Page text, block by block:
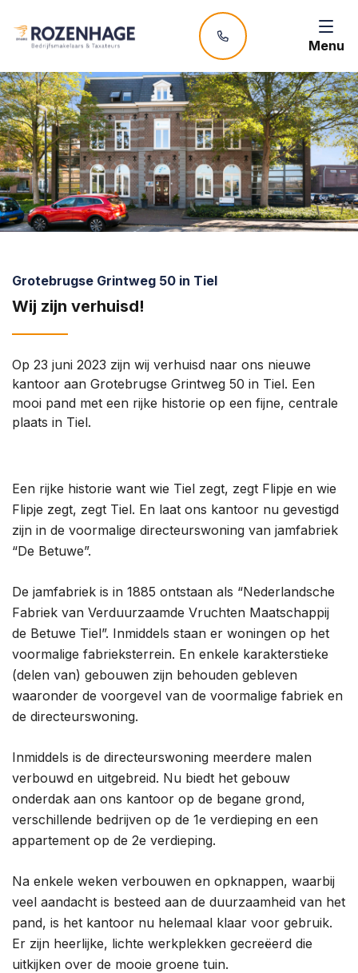
Menu
Grotebrugse Grintweg 50 in Tiel
Wij zijn verhuisd!
Op 23 juni 2023 zijn wij verhuisd naar ons nieuwe
kantoor aan Grotebrugse Grintweg 50 in Tiel. Een
mooi pand met een rijke historie op een fijne, centrale
plaats in Tiel.
Een rijke historie want wie Tiel zegt, zegt Flipje en wie
Flipje zegt, zegt Tiel. En laat ons kantoor nu gevestigd
zijn in de voormalige directeurswoning van jamfabriek
“De Betuwe”.
De jamfabriek is in 1885 ontstaan als “Nederlandsche
Fabriek van Verduurzaamde Vruchten Maatschappij
de Betuwe Tiel”. Inmiddels staan er woningen op het
voormalige fabrieksterrein. En enkele karakterstieke
(delen van) gebouwen zijn behouden gebleven
waaronder de voorgevel van de voormalige fabriek en
de directeurswoning.
Inmiddels is de directeurswoning meerdere malen
verbouwd en uitgebreid. Nu biedt het gebouw
onderdak aan ons kantoor op de begane grond,
verschillende bedrijven op de 1e verdieping en een
appartement op de 2e verdieping.
Na enkele weken verbouwen en opknappen, waarbij
veel aandacht is besteed aan de duurzaamheid van het
pand, is het kantoor nu helemaal klaar voor gebruik.
Er zijn heerlijke, lichte werkplekken gecreëerd die
uitkijken over de mooie groene tuin.